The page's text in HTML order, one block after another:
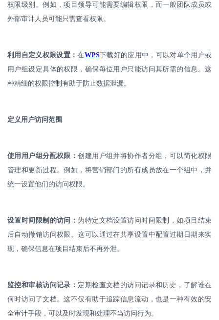
权限级别。例如，项目领导可能需要编辑权限，而一般团队成员或
外部审计人员可能只需查看权限。
利用自定义权限设置：在WPS下载好的应用中，可以对单个用户或
用户组设定具体的权限，确保每位用户只能访问其所需的信息。这
种精细的权限控制有助于防止数据泄漏。
定义用户访问范围
使用用户组分配权限：创建用户组并将协作者分组，可以简化权限
管理和更新过程。例如，将营销部门的所有成员放在一个组中，并
统一设置他们的访问权限。
设置时间限制的访问： 为特定文档设置访问时间限制，如项目结束
后自动撤销访问权限。这可以通过在共享设置中配置过期日期来实
现，确保信息在项目结束后不再外泄。
监控和审核访问记录： 定期检查文档的访问记录和历史，了解谁在
何时访问了文档。这不仅有助于追踪信息流动，也是一种有效的安
全审计手段，可以及时发现和处理不当访问行为。